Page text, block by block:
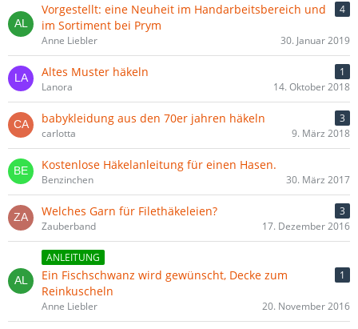
Vorgestellt: eine Neuheit im Handarbeitsbereich und
im Sortiment bei Prym
4
Anne Liebler 30. Januar 2019
Altes Muster häkeln
1
Lanora
14. Oktober 2018
babykleidung aus den 70er jahren häkeln
3
carlotta
9. März 2018
Kostenlose Häkelanleitung für einen Hasen.
Benzinchen 30. März 2017
Welches Garn für Filethäkeleien?
3
Zauberband
17. Dezember 2016
ANLEITUNG
Ein Fischschwanz wird gewünscht, Decke zum
Reinkuscheln
1
Anne Liebler 20. November 2016